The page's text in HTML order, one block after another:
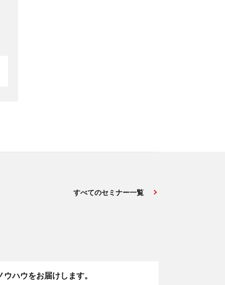
すべてのセミナー一覧
ハウをお届けします。